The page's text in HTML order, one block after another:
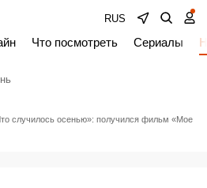
RUS
Что посмотреть Сериалы
случилось осенью»: получился фильм «Мое